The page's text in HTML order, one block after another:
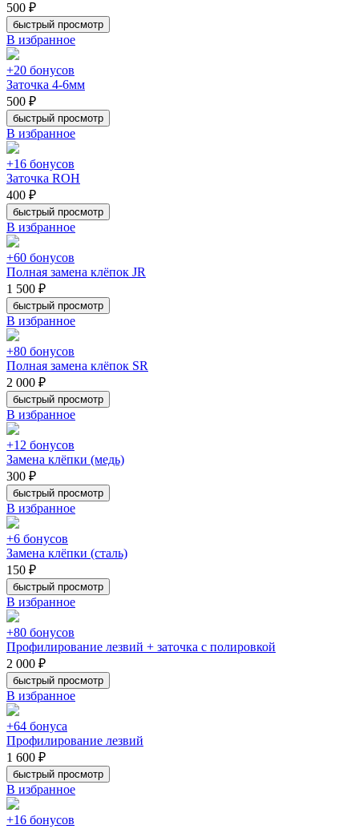
500 ₽
быстрый просмотр
В избранное
+20 бонусов
Заточка 4-6мм
500 ₽
быстрый просмотр
В избранное
+16 бонусов
Заточка ROH
400 ₽
быстрый просмотр
В избранное
+60 бонусов
Полная замена клёпок JR
1 500 ₽
быстрый просмотр
В избранное
+80 бонусов
Полная замена клёпок SR
2 000 ₽
быстрый просмотр
В избранное
+12 бонусов
Замена клёпки (медь)
300 ₽
быстрый просмотр
В избранное
+6 бонусов
Замена клёпки (сталь)
150 ₽
быстрый просмотр
В избранное
+80 бонусов
Профилирование лезвий + заточка с полировкой
2 000 ₽
быстрый просмотр
В избранное
+64 бонуса
Профилирование лезвий
1 600 ₽
быстрый просмотр
В избранное
+16 бонусов